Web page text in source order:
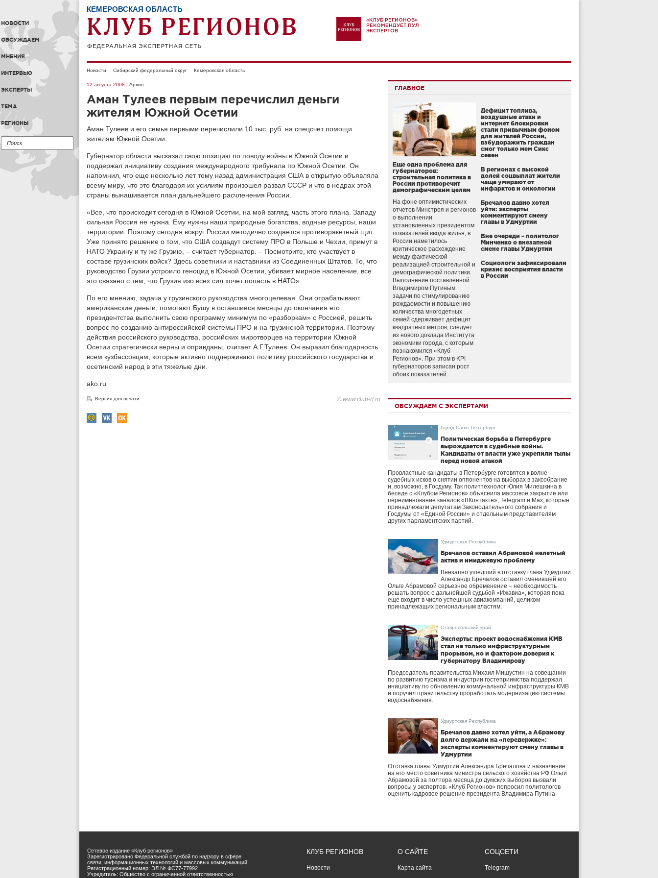
НОВОСТИ
ОБСУЖДАЕМ
МНЕНИЯ
ИНТЕРВЬЮ
ЭКСПЕРТЫ
ТЕМА
РЕГИОНЫ
КЕМЕРОВСКАЯ ОБЛАСТЬ
«КЛУБ РЕГИОНОВ»
РЕКОМЕНДУЕТ ПУЛ
ЭКСПЕРТОВ
Новости Сибирский федеральный округ Кемеровская область
12 августа 2008 | Архив
Аман Тулеев первым перечислил деньги
жителям Южной Осетии
Аман Тулеев и его семья первыми перечислили 10 тыс. руб. на спецсчет помощи
жителям Южной Осетии.
Губернатор области высказал свою позицию по поводу войны в Южной Осетии и
поддержал инициативу создания международного трибунала по Южной Осетии. Он
напомнил, что еще несколько лет тому назад администрация США в открытую объявляла
всему миру, что это благодаря их усилиям произошел развал СССР и что в недрах этой
страны вынашивается план дальнейшего расчленения России.
«Все, что происходит сегодня в Южной Осетии, на мой взгляд, часть этого плана. Западу
сильная Россия не нужна. Ему нужны наши природные богатства, водные ресурсы, наши
территории. Поэтому сегодня вокруг России методично создается противоракетный щит.
Уже принято решение о том, что США создадут систему ПРО в Польше и Чехии, примут в
НАТО Украину и ту же Грузию, – считает губернатор. – Посмотрите, кто участвует в
составе грузинских войск? Здесь советники и наставники из Соединенных Штатов. То, что
руководство Грузии устроило геноцид в Южной Осетии, убивает мирное население, все
это связано с тем, что Грузия изо всех сил хочет попасть в НАТО».
По его мнению, задача у грузинского руководства многоцелевая. Они отрабатывают
американские деньги, помогают Бушу в оставшиеся месяцы до окончания его
президентства выполнить свою программу минимум по «разборкам» с Россией, решить
вопрос по созданию антироссийской системы ПРО и на грузинской территории. Поэтому
действия российского руководства, российских миротворцев на территории Южной
Осетии стратегически верны и оправданы, считает А.Г.Тулеев. Он выразил благодарность
всем кузбассовцам, которые активно поддерживают политику российского государства и
осетинский народ в эти тяжелые дни.
ako.ru
Версия для печати © www.club-rf.ru
ГЛАВНОЕ
Еще одна проблема для
губернаторов:
строительная политика в
России противоречит
демографическим целям
На фоне оптимистических
отчетов Минстроя и регионов
о выполнении
установленных президентом
показателей ввода жилья, в
России наметилось
критическое расхождение
между фактической
реализацией строительной и
демографической политики.
Выполнение поставленной
Владимиром Путиным
задачи по стимулированию
рождаемости и повышению
количества многодетных
семей сдерживает дефицит
квадратных метров, следует
из нового доклада Института
экономики города, с которым
познакомился «Клуб
Регионов». При этом в KPI
губернаторов записан рост
обоих показателей.
Дефицит топлива,
воздушные атаки и
интернет блокировки
стали привычным фоном
для жителей России,
взбудоражить граждан
смог только мем Сикс
севен
В регионах с высокой
долей соцвыплат жители
чаще умирают от
инфарктов и онкологии
Бречалов давно хотел
уйти: эксперты
комментируют смену
главы в Удмуртии
Вне очереди – политолог
Минченко о внезапной
смене главы Удмуртии
Социологи зафиксировали
кризис восприятия власти
в России
ОБСУЖДАЕМ С ЭКСПЕРТАМИ
Город Санкт-Петербург
Политическая борьба в Петербурге
вырождается в судебные войны.
Кандидаты от власти уже укрепили тылы
перед новой атакой
Провластные кандидаты в Петербурге готовятся к волне
судебных исков о снятии оппонентов на выборах в заксобрание
и, возможно, в Госдуму. Так политтехнолог Юлия Милешкина в
беседе с «Клубом Регионов» объяснила массовое закрытие или
переименование каналов «ВКонтакте», Telegram и Max, которые
принадлежали депутатам Законодательного собрания и
Госдумы от «Единой России» и отдельным представителям
других парламентских партий.
Удмуртская Республика
Бречалов оставил Абрамовой нелетный
актив и имиджевую проблему
Внезапно ушедший в отставку глава Удмуртии
Александр Бречалов оставил сменившей его
Ольге Абрамовой серьезное обременение – необходимость
решать вопрос с дальнейшей судьбой «Ижавиа», которая пока
еще входит в число успешных авиакомпаний, целиком
принадлежащих региональным властям.
Ставропольский край
Эксперты: проект водоснабжения КМВ
стал не только инфраструктурным
прорывом, но и фактором доверия к
губернатору Владимирову
Председатель правительства Михаил Мишустин на совещании
по развитию туризма и индустрии гостеприимства поддержал
инициативу по обновлению коммунальной инфраструктуры КМВ
и поручил правительству проработать модернизацию системы
водоснабжения.
Удмуртская Республика
Бречалов давно хотел уйти, а Абрамову
долго держали на «передержке»:
эксперты комментируют смену главы в
Удмуртии
Отставка главы Удмуртии Александра Бречалова и назначение
на его место советника министра сельского хозяйства РФ Ольги
Абрамовой за полтора месяца до думских выборов вызвали
вопросы у экспертов. «Клуб Регионов» попросил политологов
оценить кадровое решение президента Владимира Путина.
Сетевое издание «Клуб регионов»
Зарегистрировано Федеральной службой по надзору в сфере
связи, информационных технологий и массовых коммуникаций.
Регистрационный номер: ЭЛ № ФС77-77992
Учредитель: Общество с ограниченной ответственностью
КЛУБ РЕГИОНОВ
Новости
О САЙТЕ
Карта сайта
СОЦСЕТИ
Telegram